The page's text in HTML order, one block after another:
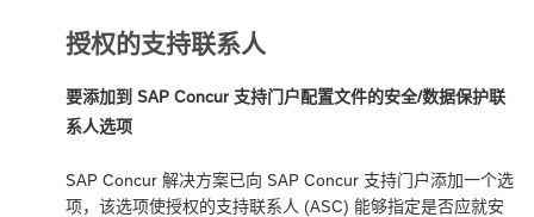
授权的支持联系人
要添加到 SAP Concur 支持门户配置文件的安全/数据保护联
系人选项
SAP Concur 解决方案已向 SAP Concur 支持门户添加一个选
项，该选项使授权的支持联系人 (ASC) 能够指定是否应就安